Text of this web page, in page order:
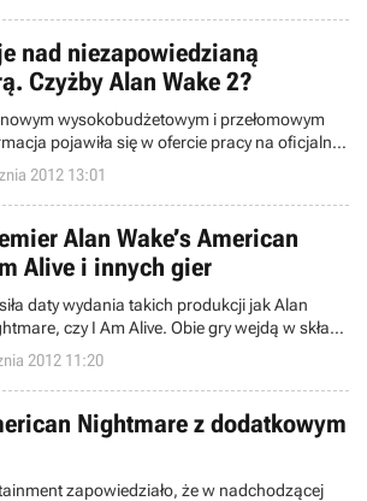
przez fanów serii LittleBigPlanet.
nad niezapowiedzianą
Czyżby Alan Wake 2?
wysokobudżetowym i przełomowym
pojawiła się w ofercie pracy na oficjalnej
następnej gry fińskiego studia są
nią jednak kontynuacja serii Alan Wake.
2012 13:01
Alan Wake’s American
Alive i innych gier
daty wydania takich produkcji jak Alan
czy I Am Alive. Obie gry wejdą w skład
Live House Party.
2012 11:20
Nightmare z dodatkowym
zapowiedziało, że w nadchodzącej